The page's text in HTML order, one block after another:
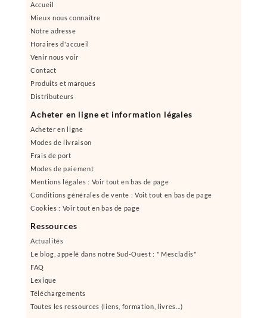
Accueil
Mieux nous connaître
Notre adresse
Horaires d'accueil
Venir nous voir
Contact
Produits et marques
Distributeurs
Acheter en ligne et information légales
Acheter en ligne
Modes de livraison
Frais de port
Modes de paiement
Mentions légales : Voir tout en bas de page
Conditions générales de vente : Voit tout en bas de page
Cookies : Voir tout en bas de page
Ressources
Actualités
Le blog, appelé dans notre Sud-Ouest : " Mescladis"
FAQ
Lexique
Téléchargements
Toutes les ressources (liens, formation, livres...)